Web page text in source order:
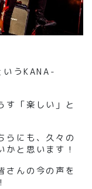
いうKANA-
す「楽しい」と
らにも、久々の
と思います！
さんの今の声を